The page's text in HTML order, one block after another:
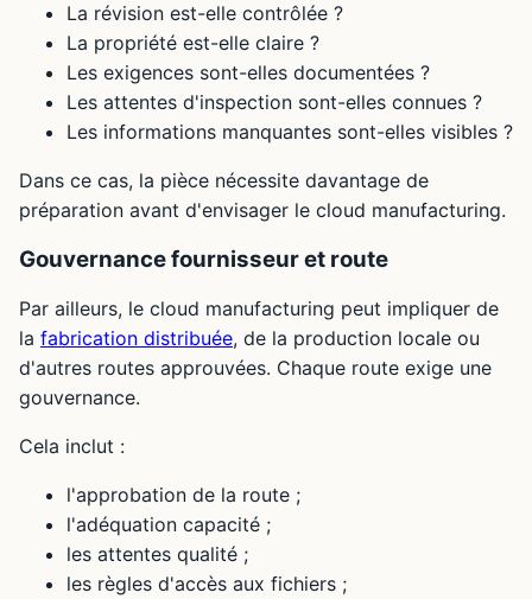
La révision est-elle contrôlée ?
La propriété est-elle claire ?
Les exigences sont-elles documentées ?
Les attentes d'inspection sont-elles connues ?
Les informations manquantes sont-elles visibles ?
Dans ce cas, la pièce nécessite davantage de
préparation avant d'envisager le cloud manufacturing.
Gouvernance fournisseur et route
Par ailleurs, le cloud manufacturing peut impliquer de
la fabrication distribuée, de la production locale ou
d'autres routes approuvées. Chaque route exige une
gouvernance.
Cela inclut :
l'approbation de la route ;
l'adéquation capacité ;
les attentes qualité ;
les règles d'accès aux fichiers ;